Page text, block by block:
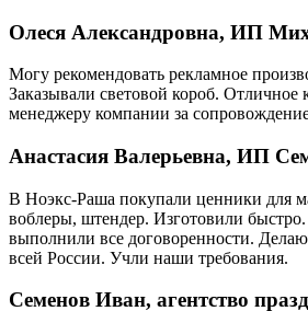
Олеся Александровна, ИП
Могу рекомендовать рекламное
Заказывали световой короб. Отличное
менеджеру компании за
Анастасия Валерьевна, ИП
В Ноэкс-Раша покупали ценники для
воблеры, штендер. Изготовили
выполнили все договоренности.
всей России. Учли наши требования.
Семенов Иван, агентство